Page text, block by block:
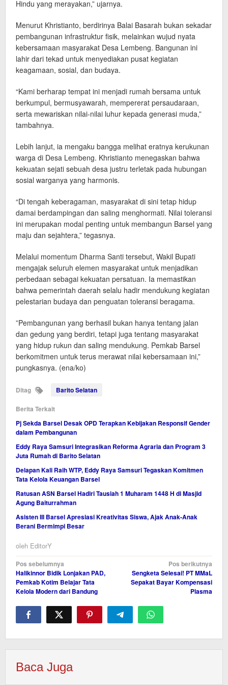
Hindu yang merayakan,” ujarnya.
​Menurut Khristianto, berdirinya Balai Basarah bukan sekadar
pembangunan infrastruktur fisik, melainkan wujud nyata
kebersamaan masyarakat Desa Lembeng. Bangunan ini
lahir dari tekad untuk menyediakan pusat kegiatan
keagamaan, sosial, dan budaya.
​“Kami berharap tempat ini menjadi rumah bersama untuk
berkumpul, bermusyawarah, mempererat persaudaraan,
serta mewariskan nilai-nilai luhur kepada generasi muda,”
tambahnya.
​Lebih lanjut, ia mengaku bangga melihat eratnya kerukunan
warga di Desa Lembeng. Khristianto menegaskan bahwa
kekuatan sejati sebuah desa justru terletak pada hubungan
sosial warganya yang harmonis.
​“Di tengah keberagaman, masyarakat di sini tetap hidup
damai berdampingan dan saling menghormati. Nilai toleransi
ini merupakan modal penting untuk membangun Barsel yang
maju dan sejahtera,” tegasnya.
​Melalui momentum Dharma Santi tersebut, Wakil Bupati
mengajak seluruh elemen masyarakat untuk menjadikan
perbedaan sebagai kekuatan persatuan. Ia memastikan
bahwa pemerintah daerah selalu hadir mendukung kegiatan
pelestarian budaya dan penguatan toleransi beragama.
​”Pembangunan yang berhasil bukan hanya tentang jalan
dan gedung yang berdiri, tetapi juga tentang masyarakat
yang hidup rukun dan saling mendukung. Pemkab Barsel
berkomitmen untuk terus merawat nilai kebersamaan ini,”
pungkasnya. (ena/ko)
Ditag Barito Selatan
Berita Terkait
Pj Sekda Barsel Desak OPD Terapkan Kebijakan Responsif Gender
dalam Pembangunan
Eddy Raya Samsuri Integrasikan Reforma Agraria dan Program 3
Juta Rumah di Barito Selatan
Delapan Kali Raih WTP, Eddy Raya Samsuri Tegaskan Komitmen
Tata Kelola Keuangan Barsel
Ratusan ASN Barsel Hadiri Tausiah 1 Muharam 1448 H di Masjid
Agung Baiturrahman
Asisten III Barsel Apresiasi Kreativitas Siswa, Ajak Anak-Anak
Berani Bermimpi Besar
oleh EditorY
Navigasi
pos
Pos sebelumnya
Halikinnor Bidik Lonjakan PAD,
Pemkab Kotim Belajar Tata
Kelola Modern dari Bandung
Pos berikutnya
Sengketa Selesai! PT MMaL
Sepakat Bayar Kompensasi
Plasma
Baca Juga